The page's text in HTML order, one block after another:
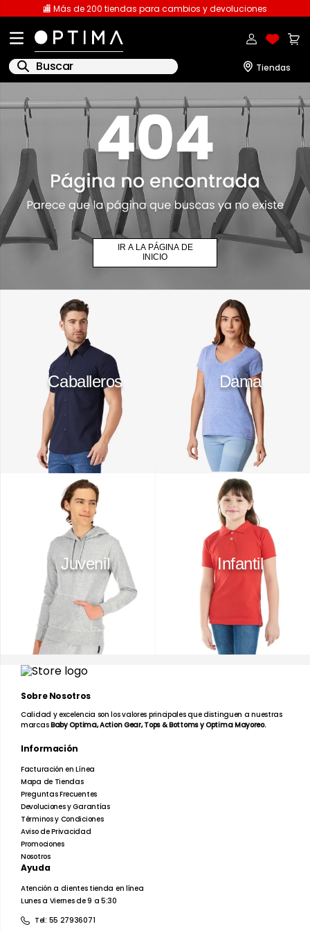
🏬 Más de 200 tiendas para cambios y devoluciones
Buscar
IR A LA PÁGINA DE
INICIO
Caballeros Dama
Juvenil Infantil
Sobre Nosotros
Calidad y excelencia son los valores principales que distinguen a nuestras
marcasBaby Optima, Action Gear, Tops & Bottoms y Optima Mayoreo.
Información
Facturación en Línea
Mapa de Tiendas
Preguntas Frecuentes
Devoluciones y Garantías
Términos y Condiciones
Aviso de Privacidad
Promociones
Nosotros
Ayuda
Atención a clientes tienda en línea
Lunes a Viernes de 9 a 5:30
Tel: 55 27936071
1.
licencia
playeras caballero
.
playeras dama
4
spiderman
.
sudaderas
pantalones
polo
playera polo
playera manga larga